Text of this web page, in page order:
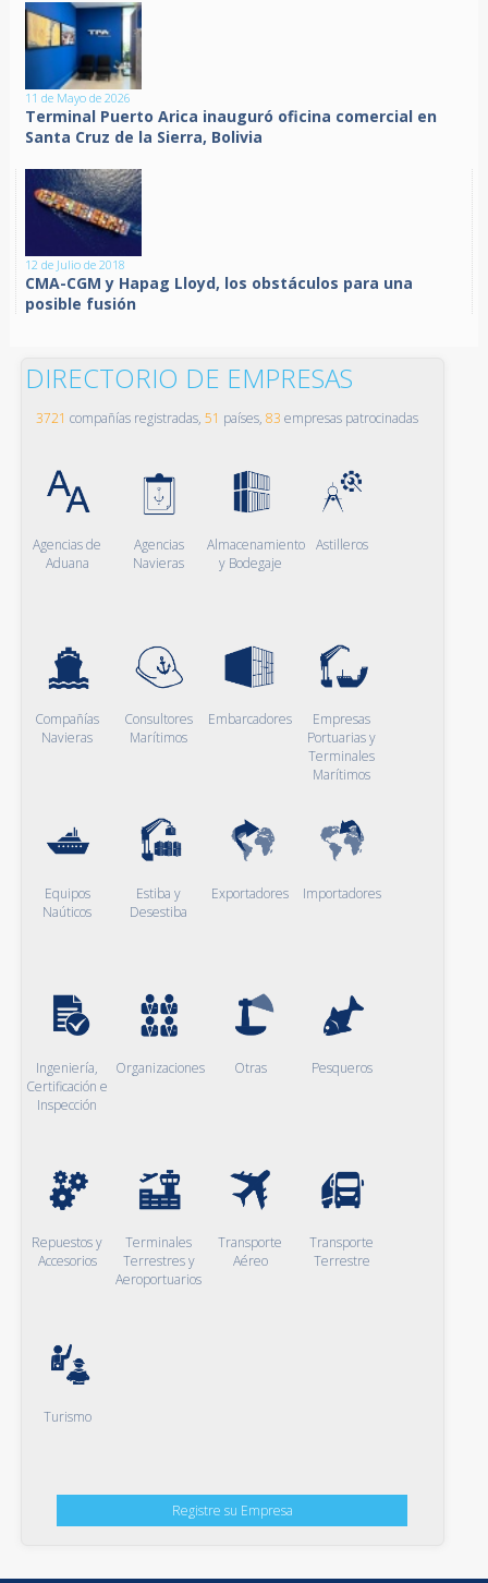
11 de Mayo de 2026
Terminal Puerto Arica inauguró oficina comercial en
Santa Cruz de la Sierra, Bolivia
12 de Julio de 2018
CMA-CGM y Hapag Lloyd, los obstáculos para una
posible fusión
DIRECTORIO DE EMPRESAS
3721 compañías registradas, 51 países, 83 empresas patrocinadas
Agencias de
Aduana
Agencias
Navieras
Almacenamiento
y Bodegaje
Astilleros
Compañías
Navieras
Consultores
Marítimos
Embarcadores
Empresas
Portuarias y
Terminales
Marítimos
Equipos
Naúticos
Estiba y
Desestiba
Exportadores Importadores
Ingeniería,
Certificación e
Inspección
Organizaciones Otras Pesqueros
Repuestos y
Accesorios
Terminales
Terrestres y
Aeroportuarios
Transporte
Aéreo
Transporte
Terrestre
Turismo
Registre su Empresa